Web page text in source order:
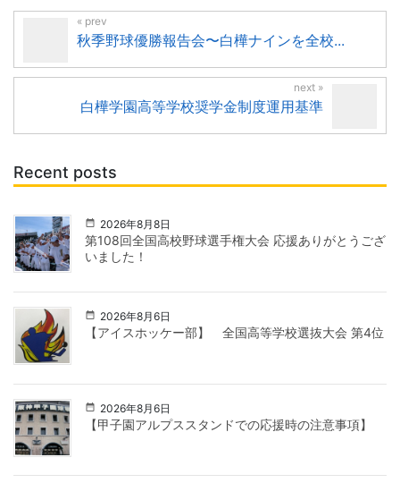
秋季野球優勝報告会〜白樺ナインを全校...
白樺学園高等学校奨学金制度運用基準
Recent posts
2026年8月8日
第108回全国高校野球選手権大会 応援ありがとうござ
いました！
2026年8月6日
【アイスホッケー部】 全国高等学校選抜大会 第4位
2026年8月6日
【甲子園アルプススタンドでの応援時の注意事項】